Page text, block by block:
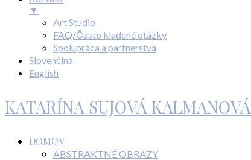
▼
Art Studio
FAQ/Často kladené otázky
Spolupráca a partnerstvá
Slovenčina
English
KATARÍNA SUJOVÁ KALMANOVÁ
DOMOV
ABSTRAKTNÉ OBRAZY